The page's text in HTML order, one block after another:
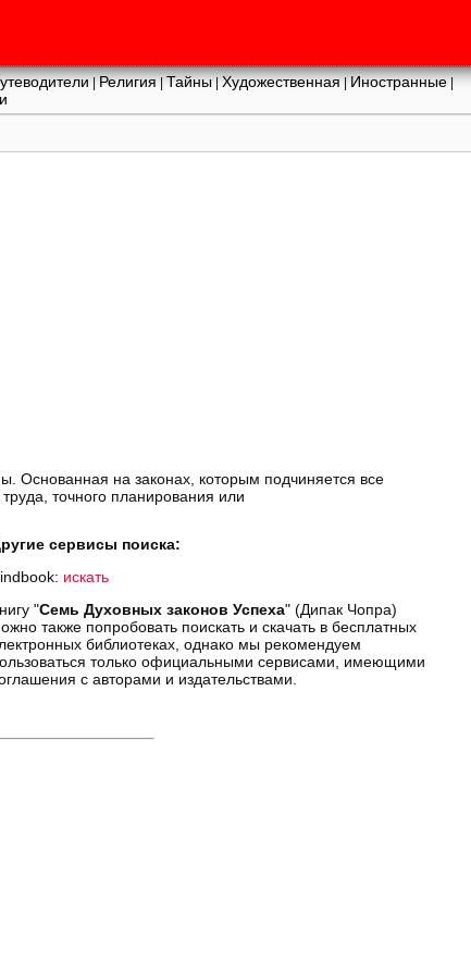
|Религия|Тайны|Художественная|Иностранные|
Основанная на законах, которым подчиняется все
точного планирования или
сервисы поиска:
искать
"Семь Духовных законов Успеха" (Дипак Чопра)
также попробовать поискать и скачать в бесплатных
библиотеках, однако мы рекомендуем
только официальными сервисами, имеющими
с авторами и издательствами.